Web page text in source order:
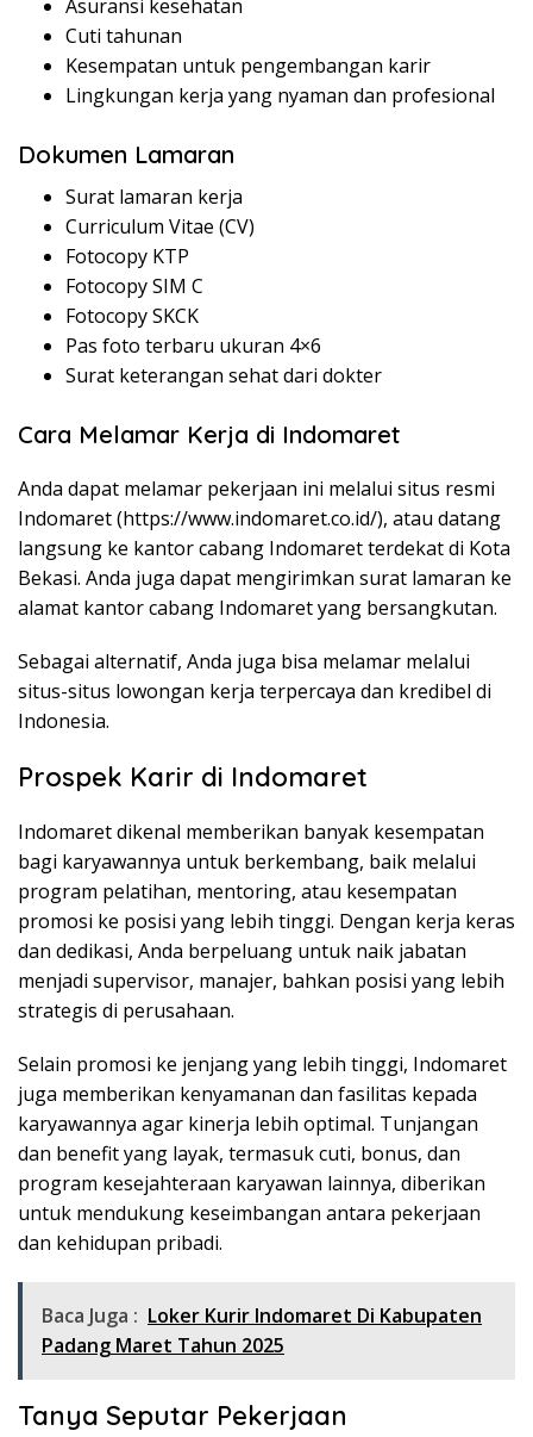
Asuransi kesehatan
Cuti tahunan
Kesempatan untuk pengembangan karir
Lingkungan kerja yang nyaman dan profesional
Dokumen Lamaran
Surat lamaran kerja
Curriculum Vitae (CV)
Fotocopy KTP
Fotocopy SIM C
Fotocopy SKCK
Pas foto terbaru ukuran 4×6
Surat keterangan sehat dari dokter
Cara Melamar Kerja di Indomaret
Anda dapat melamar pekerjaan ini melalui situs resmi
Indomaret (https://www.indomaret.co.id/), atau datang
langsung ke kantor cabang Indomaret terdekat di Kota
Bekasi. Anda juga dapat mengirimkan surat lamaran ke
alamat kantor cabang Indomaret yang bersangkutan.
Sebagai alternatif, Anda juga bisa melamar melalui
situs-situs lowongan kerja terpercaya dan kredibel di
Indonesia.
Prospek Karir di Indomaret
Indomaret dikenal memberikan banyak kesempatan
bagi karyawannya untuk berkembang, baik melalui
program pelatihan, mentoring, atau kesempatan
promosi ke posisi yang lebih tinggi. Dengan kerja keras
dan dedikasi, Anda berpeluang untuk naik jabatan
menjadi supervisor, manajer, bahkan posisi yang lebih
strategis di perusahaan.
Selain promosi ke jenjang yang lebih tinggi, Indomaret
juga memberikan kenyamanan dan fasilitas kepada
karyawannya agar kinerja lebih optimal. Tunjangan
dan benefit yang layak, termasuk cuti, bonus, dan
program kesejahteraan karyawan lainnya, diberikan
untuk mendukung keseimbangan antara pekerjaan
dan kehidupan pribadi.
Baca Juga : Loker Kurir Indomaret Di Kabupaten
Padang Maret Tahun 2025
Tanya Seputar Pekerjaan